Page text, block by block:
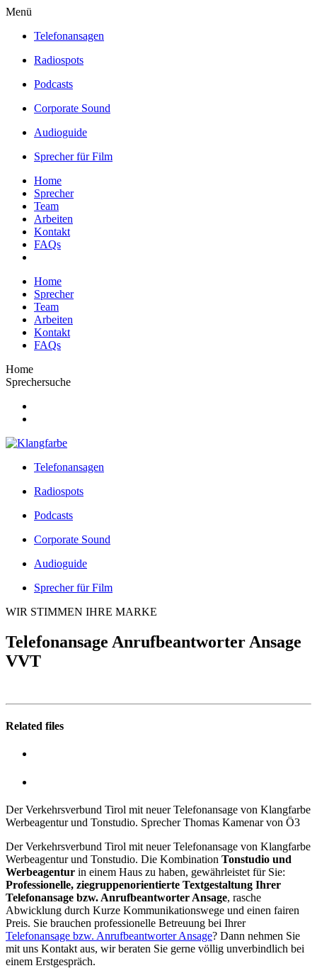
Menü
Telefonansagen
Radiospots
Podcasts
Corporate Sound
Audioguide
Sprecher für Film
Home
Sprecher
Team
Arbeiten
Kontakt
FAQs
Home
Sprecher
Team
Arbeiten
Kontakt
FAQs
Home
Sprechersuche
Telefonansagen
Radiospots
Podcasts
Corporate Sound
Audioguide
Sprecher für Film
WIR STIMMEN IHRE MARKE
Telefonansage Anrufbeantworter Ansage
VVT
Related files
Der Verkehrsverbund Tirol mit neuer Telefonansage von Klangfarbe
Werbeagentur und Tonstudio. Sprecher Thomas Kamenar von Ö3
Der Verkehrsverbund Tirol mit neuer Telefonansage von Klangfarbe
Werbeagentur und Tonstudio. Die Kombination Tonstudio und
Werbeagentur in einem Haus zu haben, gewährleistet für Sie:
Professionelle, ziegruppenorientierte Textgestaltung Ihrer
Telefonansage bzw. Anrufbeantworter Ansage, rasche
Abwicklung durch Kurze Kommunikationswege und einen fairen
Preis. Sie brauchen professionelle Betreuung bei Ihrer
Telefonansage bzw. Anrufbeantworter Ansage? Dann nehmen Sie
mit uns Kontakt aus, wir beraten Sie gerne völlig unverbindlich bei
einem Erstgespräch.